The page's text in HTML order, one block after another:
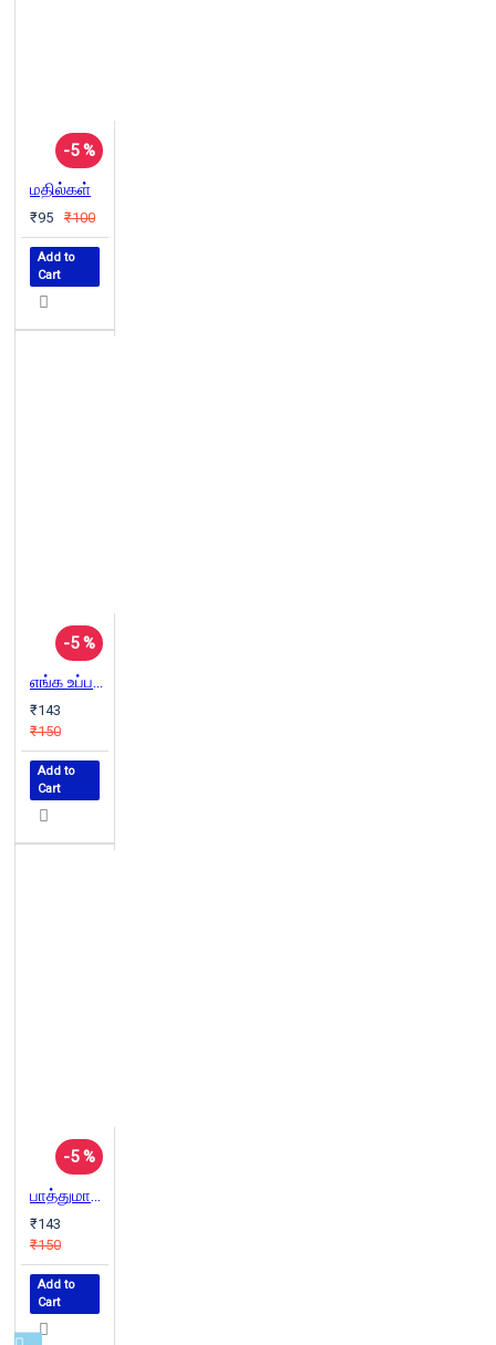
-5 %
மதில்கள்
₹95 ₹100
Add to
Cart
-5 %
எங்க உப்பப்பாவுக்கொரு ஆனையிருந்தது
₹143
₹150
Add to
Cart
-5 %
பாத்துமாவின் ஆடு
₹143
₹150
Add to
Cart